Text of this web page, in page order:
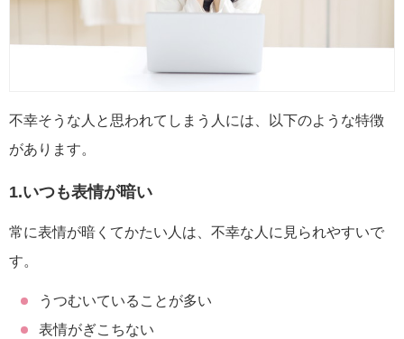
不幸そうな人と思われてしまう人には、以下のような特徴
があります。
1.いつも表情が暗い
常に表情が暗くてかたい人は、不幸な人に見られやすいで
す。
うつむいていることが多い
表情がぎこちない